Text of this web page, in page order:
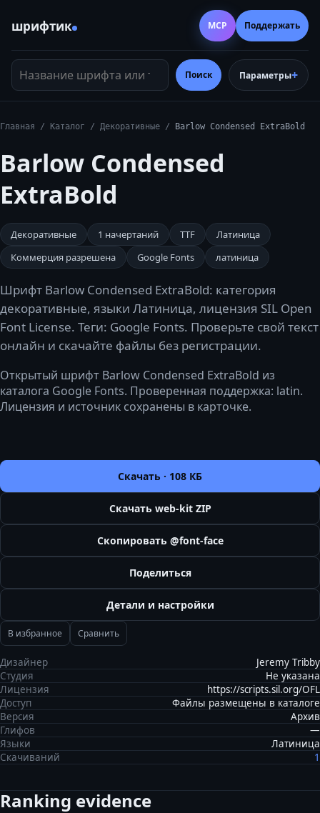
шрифтик
Название шрифта или тег
Поиск Параметры
MCP Поддержать
Главная / Каталог / Декоративные / Barlow Condensed ExtraBold
Barlow Condensed
ExtraBold
Декоративные 1 начертаний TTF
Латиница
Коммерция разрешена
Google Fonts латиница
Шрифт Barlow Condensed ExtraBold: категория
декоративные, языки Латиница, лицензия SIL Open
Font License. Теги: Google Fonts. Проверьте свой текст
онлайн и скачайте файлы без регистрации.
Открытый шрифт Barlow Condensed ExtraBold из
каталога Google Fonts. Проверенная поддержка: latin.
Лицензия и источник сохранены в карточке.
Скачать · 108 КБ
Скачать web-kit ZIP
Скопировать @font-face
Поделиться
Детали и настройки
В избранное Сравнить
Дизайнер
Jeremy Tribby
Студия
Не указана
Лицензия
https://scripts.sil.org/OFL
Доступ
Файлы размещены в каталоге
Версия
Архив
Глифов
—
Языки
Латиница
Скачиваний
1
Ranking evidence